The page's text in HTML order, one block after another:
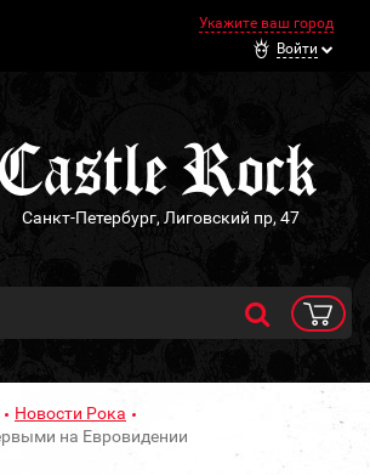
Укажите ваш город
Войти
Санкт-Петербург, Лиговский пр, 47
Новости Рока
на Евровидении